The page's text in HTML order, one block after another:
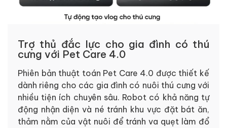
Trợ thủ đắc lực cho gia đình có thú
cưng với Pet Care 4.0
Phiên bản thuật toán Pet Care 4.0 được thiết kế
dành riêng cho các gia đình có nuôi thú cưng với
nhiều tiện ích chuyên sâu. Robot có khả năng tự
động nhận diện và né tránh khu vực đặt bát ăn,
thảm nằm của vật nuôi để tránh va quẹt làm đổ